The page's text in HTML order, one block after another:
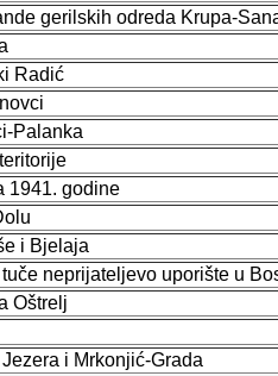
gerilskih odreda Krupa-
Radić
Palanka
1941. godine
i Bjelaja
neprijateljevo uporište u
Oštrelj
i Mrkonjić-Grada